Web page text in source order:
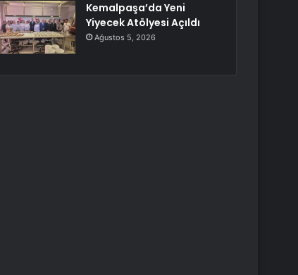
Kemalpaşa’da Yeni
Yiyecek Atölyesi Açıldı
Ağustos 5, 2026